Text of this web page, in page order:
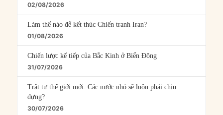
02/08/2026
Làm thế nào để kết thúc Chiến tranh Iran?
01/08/2026
Chiến lược kế tiếp của Bắc Kinh ở Biển Đông
31/07/2026
Trật tự thế giới mới: Các nước nhỏ sẽ luôn phải chịu
đựng?
30/07/2026